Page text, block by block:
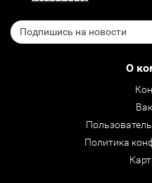
О
Политика